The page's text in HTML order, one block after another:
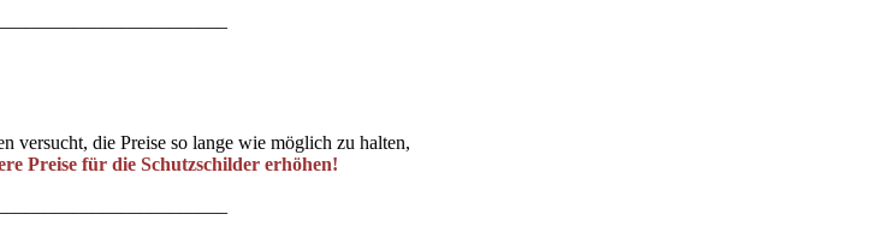
versucht, die Preise so lange wie möglich zu halten,
Preise für die Schutzschilder erhöhen!